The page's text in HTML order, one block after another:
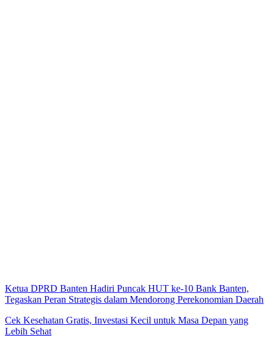
Ketua DPRD Banten Hadiri Puncak HUT ke-10 Bank Banten,
Tegaskan Peran Strategis dalam Mendorong Perekonomian Daerah
Cek Kesehatan Gratis, Investasi Kecil untuk Masa Depan yang
Lebih Sehat